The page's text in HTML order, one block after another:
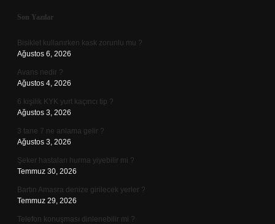
Sidebar
Son Yazılar
Bisiklet kullanırken kask zorunlu mu ?
Ağustos 6, 2026
Avans nedir ?
Ağustos 4, 2026
6 kişilik KYK yurt kaçıncı tip ?
Ağustos 3, 2026
3 tane 7 ne anlama gelir ?
Ağustos 3, 2026
Şeker hastaları hurma yiyebilir mi ?
Temmuz 30, 2026
Bartın Amasra denize girilecek yerler ?
Temmuz 29, 2026
Telefon konuşması dinlenebilir mi ?